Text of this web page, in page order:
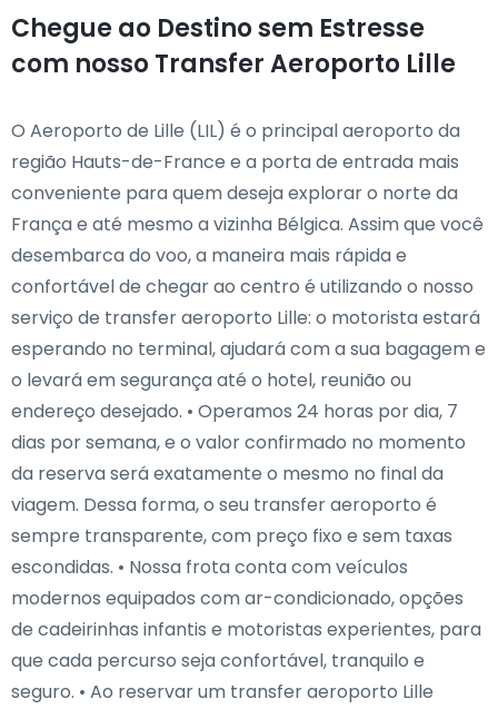
Chegue ao Destino sem Estresse
com nosso Transfer Aeroporto Lille
O Aeroporto de Lille (LIL) é o principal aeroporto da
região Hauts-de-France e a porta de entrada mais
conveniente para quem deseja explorar o norte da
França e até mesmo a vizinha Bélgica. Assim que você
desembarca do voo, a maneira mais rápida e
confortável de chegar ao centro é utilizando o nosso
serviço de transfer aeroporto Lille: o motorista estará
esperando no terminal, ajudará com a sua bagagem e
o levará em segurança até o hotel, reunião ou
endereço desejado. • Operamos 24 horas por dia, 7
dias por semana, e o valor confirmado no momento
da reserva será exatamente o mesmo no final da
viagem. Dessa forma, o seu transfer aeroporto é
sempre transparente, com preço fixo e sem taxas
escondidas. • Nossa frota conta com veículos
modernos equipados com ar-condicionado, opções
de cadeirinhas infantis e motoristas experientes, para
que cada percurso seja confortável, tranquilo e
seguro. • Ao reservar um transfer aeroporto Lille